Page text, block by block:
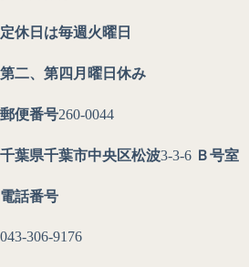
定休日は毎週火曜日
第二、第四月曜日休み
郵便番号260-0044
千葉県千葉市中央区松波3-3-6 Ｂ号室
電話番号
043-306-9176